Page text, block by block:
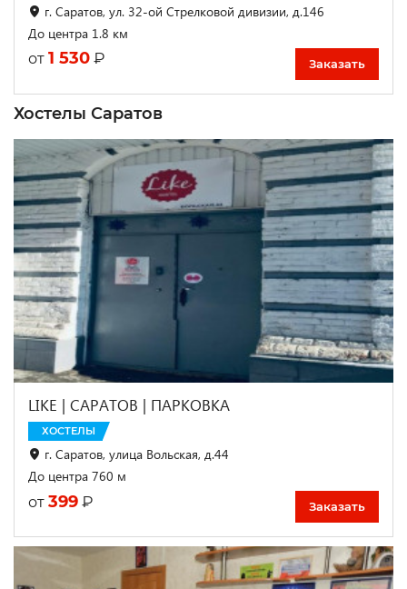
г. Саратов, ул. 32-ой Стрелковой дивизии, д.146
До центра 1.8 км
от 1 530 ₽ Заказать
Хостелы Саратов
LIKE | САРАТОВ | ПАРКОВКА
ХОСТЕЛЫ
г. Саратов, улица Вольская, д.44
До центра 760 м
от 399 ₽ Заказать